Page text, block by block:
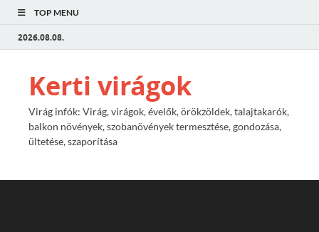
TOP MENU
2026.08.08.
Kerti virágok
Virág infók: Virág, virágok, évelők, örökzöldek, talajtakarók,
balkon növények, szobanövények termesztése, gondozása,
ültetése, szaporítása